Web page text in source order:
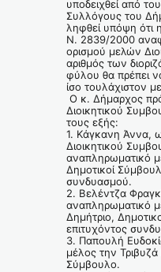
υποδειχθεί από
Συλλόγους του
ληφθεί υπόψη ότι
Ν. 2839/2000
ορισμού μελών
αριθμός των
φύλου θα πρέπει
ίσο τουλάχιστον
Ο κ. Δήμαρχος
Διοικητικού
τους εξής:
1. Κάγκανη Άννα,
Διοικητικού
αναπληρωματικό
Δημοτικοί
συνδυασμού.
2. Βελέντζα
αναπληρωματικό
Δημήτριο,
επιτυχόντος
3. Παπουλή
μέλος την
Σύμβουλο.